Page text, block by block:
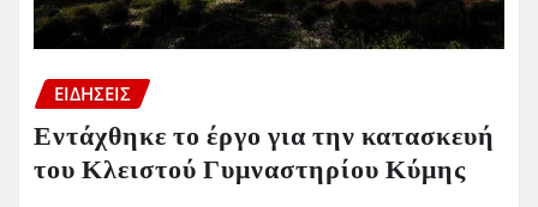
ΕΙΔΗΣΕΙΣ
Εντάχθηκε το έργο για την κατασκευή
του Κλειστού Γυμναστηρίου Κύμης